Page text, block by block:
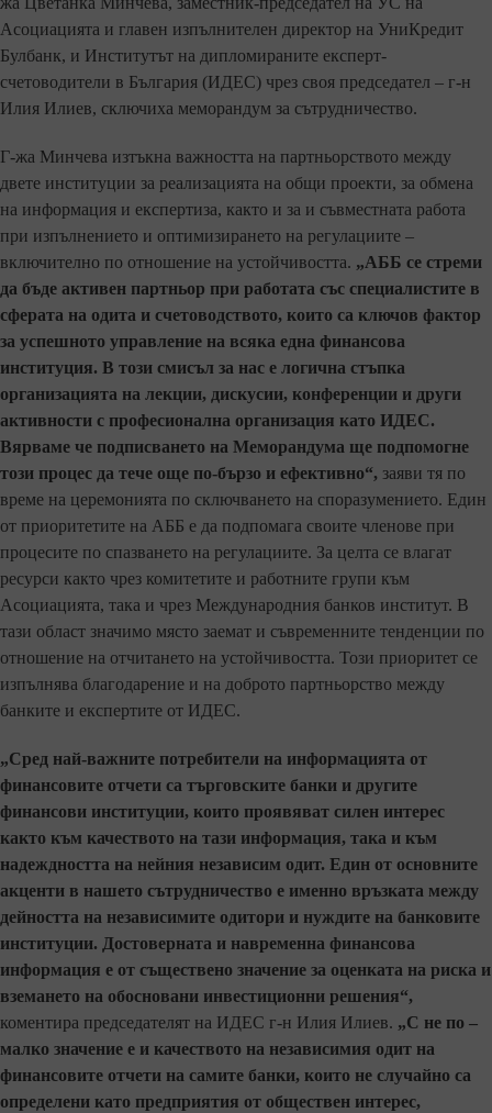
Асоциацията и главен изпълнителен директор на УниКредит
Булбанк, и Институтът на дипломираните експерт-
счетоводители в България (ИДЕС) чрез своя председател – г-н
Илия Илиев, сключиха меморандум за сътрудничество.
Г-жа Минчева изтъкна важността на партньорството между
двете институции за реализацията на общи проекти, за обмена
на информация и експертиза, както и за и съвместната работа
при изпълнението и оптимизирането на регулациите –
включително по отношение на устойчивостта. „АББ се стреми
да бъде активен партньор при работата със специалистите в
сферата на одита и счетоводството, които са ключов фактор
за успешното управление на всяка една финансова
институция. В този смисъл за нас е логична стъпка
организацията на лекции, дискусии, конференции и други
активности с професионална организация като ИДЕС.
Вярваме че подписването на Меморандума ще подпомогне
този процес да тече още по-бързо и ефективно“, заяви тя по
време на церемонията по сключването на споразумението. Един
от приоритетите на АББ е да подпомага своите членове при
процесите по спазването на регулациите. За целта се влагат
ресурси както чрез комитетите и работните групи към
Асоциацията, така и чрез Международния банков институт. В
тази област значимо място заемат и съвременните тенденции по
отношение на отчитането на устойчивостта. Този приоритет се
изпълнява благодарение и на доброто партньорство между
банките и експертите от ИДЕС.
„Сред най-важните потребители на информацията от
финансовите отчети са търговските банки и другите
финансови институции, които проявяват силен интерес
както към качеството на тази информация, така и към
надеждността на нейния независим одит. Един от основните
акценти в нашето сътрудничество е именно връзката между
дейността на независимите одитори и нуждите на банковите
институции. Достоверната и навременна финансова
информация е от съществено значение за оценката на риска и
вземането на обосновани инвестиционни решения“,
коментира председателят на ИДЕС г-н Илия Илиев. „С не по –
малко значение е и качеството на независимия одит на
финансовите отчети на самите банки, които не случайно са
определени като предприятия от обществен интерес,